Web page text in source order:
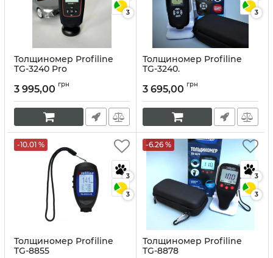
3
Толщиномер Profiline
TG-3240 Pro
3 995,00 грн
3
Толщиномер Profiline
TG-3240.
3 695,00 грн
-10.01 %
3
3
Толщиномер Рrofiline
TG-8855
-6.26 %
3
3
Толщиномер Profiline
TG-8878